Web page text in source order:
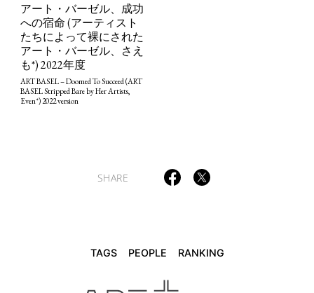
TAGS PEOPLE
アート・バーゼル、成功
への宿命 (アーティスト
たちによって裸にされた
アート・バーゼル、さえ
も*) 2022年度
ART BASEL – Doomed To Succeed (ART
BASEL Stripped Bare by Her Artists,
Even*) 2022 version
SHARE
TAGS PEOPLE RANKING